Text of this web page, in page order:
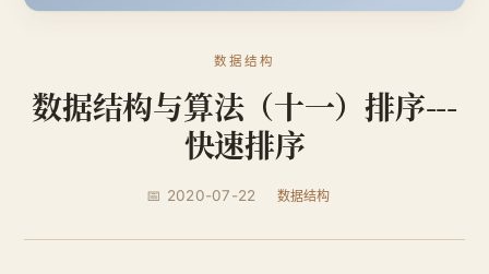
数据结构
数据结构与算法（十一）排序---
快速排序
📅 2020-07-22 数据结构